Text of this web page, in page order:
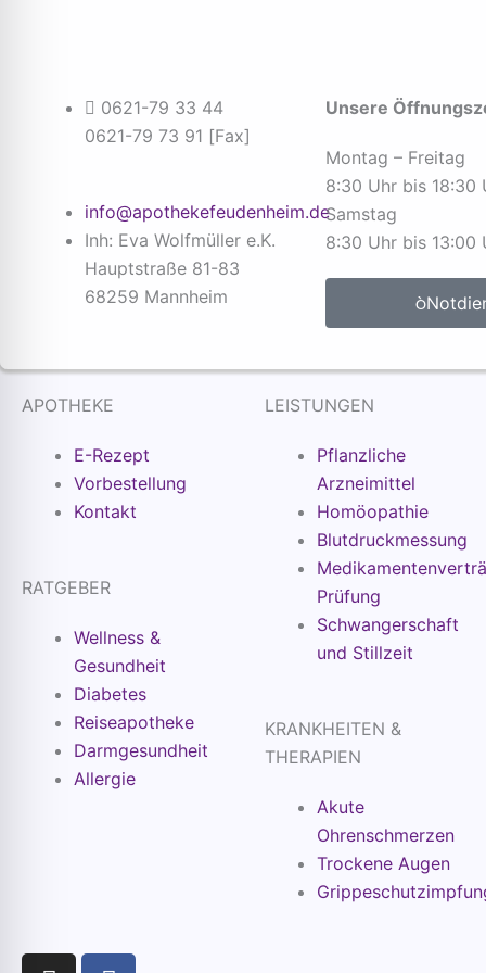
0621-79 33 44
0621-79 73 91 [Fax]
info@apothekefeudenheim.de
Inh: Eva Wolfmüller e.K.
Hauptstraße 81-83
68259 Mannheim
Unsere
Montag – Freitag
8:30 Uhr bis 18:30
Samstag
8:30 Uhr bis 13:00
APOTHEKE
E-Rezept
Vorbestellung
Kontakt
RATGEBER
Wellness &
Gesundheit
Diabetes
Reiseapotheke
Darmgesundheit
Allergie
LEISTUNGEN
Pflanzliche
Arzneimittel
Homöopathie
Blutdruckmessung
Prüfung
Schwangerschaft
und Stillzeit
KRANKHEITEN &
THERAPIEN
Akute
Ohrenschmerzen
Trockene Augen
I F